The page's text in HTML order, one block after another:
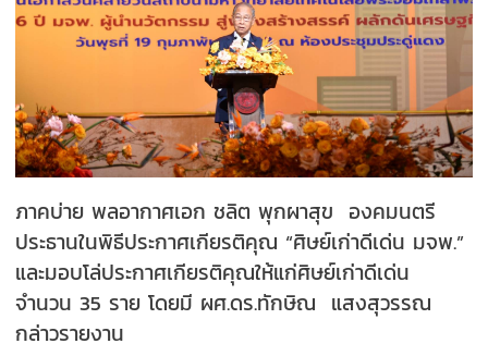
ภาคบ่าย พลอากาศเอก ชลิต พุกผาสุข องคมนตรี
ประธานในพิธีประกาศเกียรติคุณ “ศิษย์เก่าดีเด่น มจพ.”
และมอบโล่ประกาศเกียรติคุณให้แก่ศิษย์เก่าดีเด่น
จำนวน 35 ราย โดยมี ผศ.ดร.ทักษิณ แสงสุวรรณ
กล่าวรายงาน